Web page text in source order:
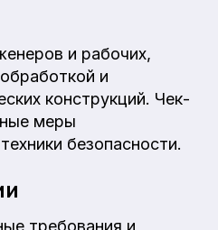
и рабочих,
и
конструкций. Чек-
меры
безопасности.